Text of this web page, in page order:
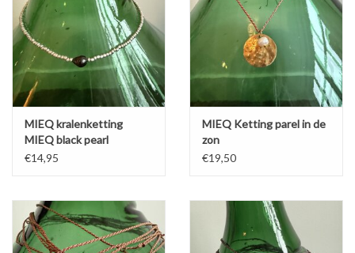
MIEQ kralenketting
MIEQ black pearl
€14,95
MIEQ Ketting parel in de
zon
€19,50